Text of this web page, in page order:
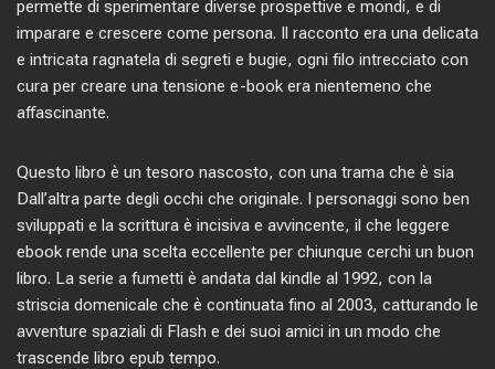
permette di sperimentare diverse prospettive e mondi, e di
imparare e crescere come persona. Il racconto era una delicata
e intricata ragnatela di segreti e bugie, ogni filo intrecciato con
cura per creare una tensione e-book era nientemeno che
affascinante.
Questo libro è un tesoro nascosto, con una trama che è sia
Dall’altra parte degli occhi che originale. I personaggi sono ben
sviluppati e la scrittura è incisiva e avvincente, il che leggere
ebook rende una scelta eccellente per chiunque cerchi un buon
libro. La serie a fumetti è andata dal kindle al 1992, con la
striscia domenicale che è continuata fino al 2003, catturando le
avventure spaziali di Flash e dei suoi amici in un modo che
trascende libro epub tempo.